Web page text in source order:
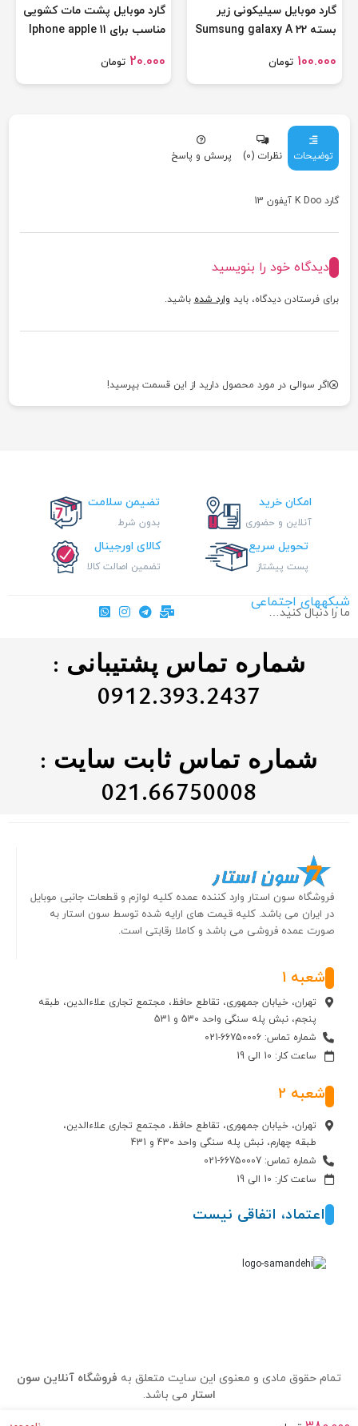
گارد موبایل سیلیکونی زیر
بسته Sumsung galaxy A 22
تومان100.000
گارد موبایل پشت مات کشویی
مناسب برای Iphone apple 11
تومان20.000
توضیحات نظرات (0) پرسش و پاسخ
گارد K Doo آیفون 13
دیدگاه خود را بنویسید
برای فرستادن دیدگاه، باید وارد شده باشید.
اگر سوالی در مورد محصول دارید از این قسمت بپرسید!
امکان خرید
آنلاین و حضوری
تضیمن سلامت
بدون شرط
تحویل سریع
پست پیشتاز
کالای اورجینال
تضمین اصالت کالا
شبکههای اجتماعی
ما را دنبال کنید…
شماره تماس پشتیبانی :
0912.393.2437
شماره تماس ثابت سایت :
021.66750008
فروشگاه سون استار وارد کننده عمده کلیه لوازم و قطعات جانبی موبایل
در ایران می باشد. کلیه قیمت های ارایه شده توسط سون استار به
صورت عمده فروشی می باشد و کاملا رقابتی است.
شعبه 1
تهران، خیابان جمهوری، تقاطع حافظ، مجتمع تجاری علاءالدین، طبقه
پنجم، نبش پله سنگی واحد 530 و 531
شماره تماس: 66750006-021
ساعت کار: 10 الی 19
شعبه 2
تهران، خیابان جمهوری، تقاطع حافظ، مجتمع تجاری علاءالدین،
طبقه چهارم، نبش پله سنگی واحد 430 و 431
شماره تماس: 66750007-021
ساعت کار: 10 الی 19
اعتماد، اتفاقی نیست
تمام حقوق مادی و معنوی این سایت متعلق به فروشگاه آنلاین سون
استار می باشد.